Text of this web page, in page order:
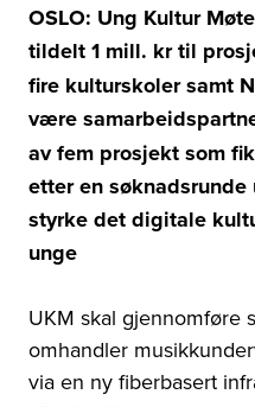
OSLO: Ung Kultur
tildelt 1 mill. kr til
fire kulturskoler samt
være
av fem prosjekt som
etter en
styrke det digitale
unge
UKM skal gjennomføre
omhandler
via en ny fiberbasert